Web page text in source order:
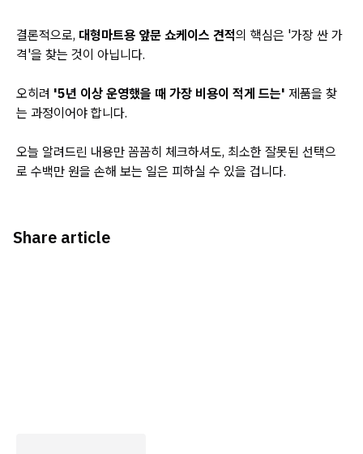
결론적으로, 대형마트용 앞문 쇼케이스 견적의 핵심은 '가장 싼 가
격'을 찾는 것이 아닙니다.
오히려 '5년 이상 운영했을 때 가장 비용이 적게 드는' 제품을 찾
는 과정이어야 합니다.
오늘 알려드린 내용만 꼼꼼히 체크하셔도, 최소한 잘못된 선택으
로 수백만 원을 손해 보는 일은 피하실 수 있을 겁니다.
Share article